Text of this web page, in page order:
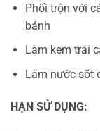
Phối trộn với
bánh
Làm kem trái
Làm nước sốt
HẠN SỬ DỤNG: